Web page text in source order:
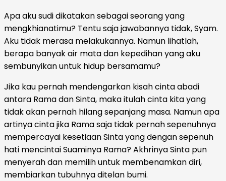
Apa aku sudi dikatakan sebagai seorang yang
mengkhianatimu? Tentu saja jawabannya tidak, Syam.
Aku tidak merasa melakukannya. Namun lihatlah,
berapa banyak air mata dan kepedihan yang aku
sembunyikan untuk hidup bersamamu?
Jika kau pernah mendengarkan kisah cinta abadi
antara Rama dan Sinta, maka itulah cinta kita yang
tidak akan pernah hilang sepanjang masa. Namun apa
artinya cinta jika Rama saja tidak pernah sepenuhnya
mempercayai kesetiaan Sinta yang dengan sepenuh
hati mencintai Suaminya Rama? Akhrinya Sinta pun
menyerah dan memilih untuk membenamkan diri,
membiarkan tubuhnya ditelan bumi.